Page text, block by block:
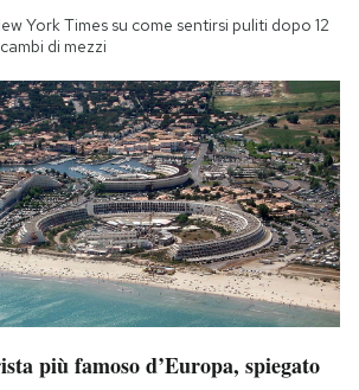
York Times su come sentirsi puliti dopo 12
di mezzi
più famoso d’Europa, spiegato